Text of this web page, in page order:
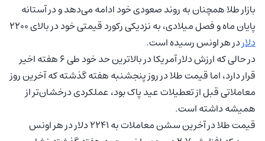
بازار طلا همچنان به روند صعودی خود ادامه می‌دهد و در آستانه
پایان ماه و فصل میلادی، به نزدیکی رکورد قیمتی خود در بالای 2200
دلاردر هر اونس رسیده است.
در حالی که ارزش دلار آمریکا در بالاترین حد خود طی 6 هفته اخیر
قرار دارد، اما قیمت طلا در روز پنجشنبه هفته گذشته که آخرین روز
معاملاتی قبل از تعطیلات عید پاک بود، عملکردی درخشان‌تر از
همیشه داشته است.
قیمت طلا در آخرین سشن معاملات به 2241 دلار در هر اونس